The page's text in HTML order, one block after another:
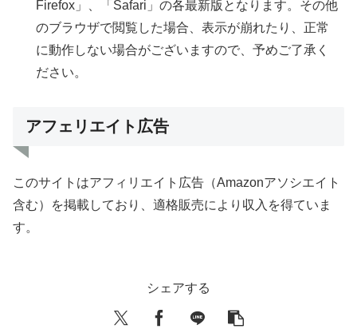
Firefox」、「Safari」の各最新版となります。その他
のブラウザで閲覧した場合、表示が崩れたり、正常
に動作しない場合がございますので、予めご了承く
ださい。
アフェリエイト広告
このサイトはアフィリエイト広告（Amazonアソシエイト
含む）を掲載しており、適格販売により収入を得ていま
す。
シェアする